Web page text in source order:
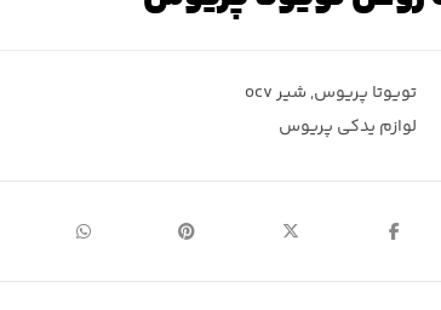
تویوتا پریوس,شیر ocv
لوازم یدکی پریوس